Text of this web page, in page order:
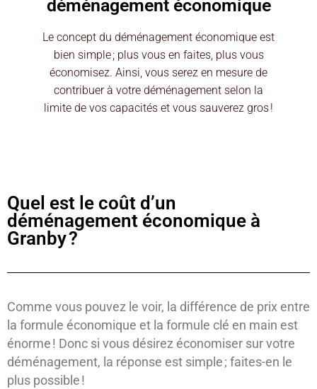
déménagement économique
Le concept du déménagement économique est
bien simple ; plus vous en faites, plus vous
économisez. Ainsi, vous serez en mesure de
contribuer à votre déménagement selon la
limite de vos capacités et vous sauverez gros !
Quel est le coût d’un
déménagement économique à
Granby ?
Comme vous pouvez le voir, la différence de prix entre
la formule économique et la formule clé en main est
énorme ! Donc si vous désirez économiser sur votre
déménagement, la réponse est simple ; faites-en le
plus possible !